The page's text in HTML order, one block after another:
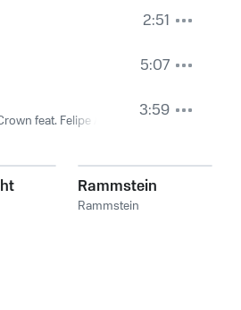
2:51
5:07
feat. Felipe Aleman 3:59
Rammstein
Rammstein